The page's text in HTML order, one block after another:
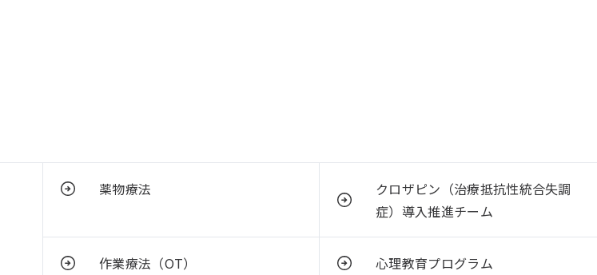
薬物療法
クロザピン（治療抵抗性統合失調
症）導入推進チーム
作業療法（OT） 心理教育プログラム